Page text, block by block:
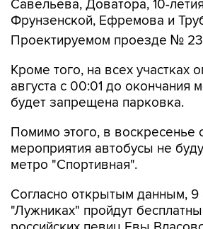
Проектируемом проезде №
Кроме того, на всех участках
будет запрещена парковка.
Помимо этого, в воскресенье
метро "Спортивная".
Согласно открытым данным, 9
российских певиц Евы
Они являются частью